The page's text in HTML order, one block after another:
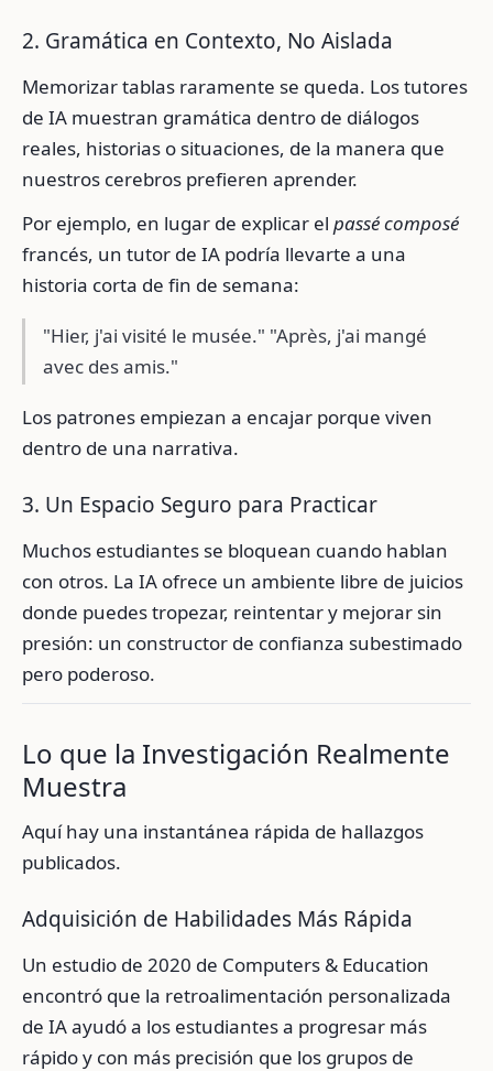
2. Gramática en Contexto, No Aislada
Memorizar tablas raramente se queda. Los tutores
de IA muestran gramática dentro de diálogos
reales, historias o situaciones, de la manera que
nuestros cerebros prefieren aprender.
Por ejemplo, en lugar de explicar el passé composé
francés, un tutor de IA podría llevarte a una
historia corta de fin de semana:
"Hier, j'ai visité le musée." "Après, j'ai mangé
avec des amis."
Los patrones empiezan a encajar porque viven
dentro de una narrativa.
3. Un Espacio Seguro para Practicar
Muchos estudiantes se bloquean cuando hablan
con otros. La IA ofrece un ambiente libre de juicios
donde puedes tropezar, reintentar y mejorar sin
presión: un constructor de confianza subestimado
pero poderoso.
Lo que la Investigación Realmente
Muestra
Aquí hay una instantánea rápida de hallazgos
publicados.
Adquisición de Habilidades Más Rápida
Un estudio de 2020 de Computers & Education
encontró que la retroalimentación personalizada
de IA ayudó a los estudiantes a progresar más
rápido y con más precisión que los grupos de